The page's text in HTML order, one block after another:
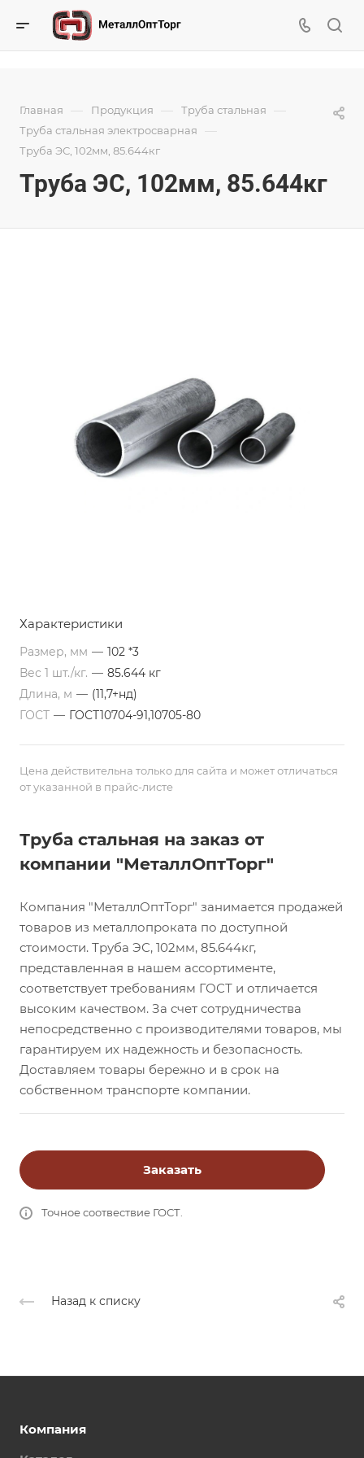
Главная — Продукция — Труба стальная —
Труба стальная электросварная —
Труба ЭС, 102мм, 85.644кг
Труба ЭС, 102мм, 85.644кг
Характеристики
Размер, мм — 102 *3
Вес 1 шт./кг. — 85.644 кг
Длина, м — (11,7+нд)
ГОСТ — ГОСТ10704-91,10705-80
Цена действительна только для сайта и может отличаться
от указанной в прайс-листе
Труба стальная на заказ от
компании "МеталлОптТорг"
Компания "МеталлОптТорг" занимается продажей
товаров из металлопроката по доступной
стоимости. Труба ЭС, 102мм, 85.644кг,
представленная в нашем ассортименте,
соответствует требованиям ГОСТ и отличается
высоким качеством. За счет сотрудничества
непосредственно с производителями товаров, мы
гарантируем их надежность и безопасность.
Доставляем товары бережно и в срок на
собственном транспорте компании.
Заказать
Точное соотвествие ГОСТ.
Назад к списку
Компания